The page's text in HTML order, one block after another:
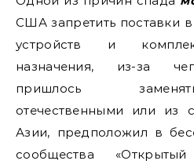
США запретить поставки
устройств и
назначения, из-за
пришлось
отечественными или из
Азии, предположил в
сообщества